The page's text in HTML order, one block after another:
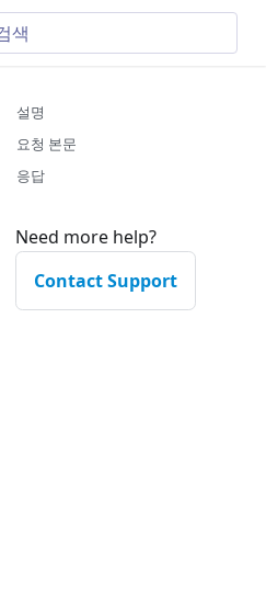
색
설명
요청 본문
응답
Need more help?
Contact Support